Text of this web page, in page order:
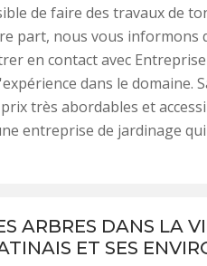
de faire des travaux de
part, nous vous informons
en contact avec Entreprise
dans le domaine.
très abordables et
entreprise de jardinage
ARBRES DANS LA
ET SES